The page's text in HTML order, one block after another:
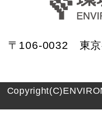
〒106-0032 東